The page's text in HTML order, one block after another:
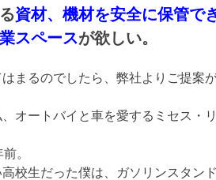
資材、機材を安全に保管で
スペースが欲しい。
はまるのでしたら、弊社よりご提案
オートバイと車を愛するミセス・
。
校生だった僕は、ガソリンスタン